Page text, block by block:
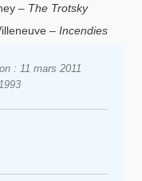
– The Trotsky
– Incendies
: 11 mars 2011